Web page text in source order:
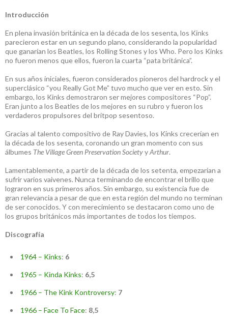
Introducción
En plena invasión británica en la década de los sesenta, los Kinks
parecieron estar en un segundo plano, considerando la popularidad
que ganarían los Beatles, los Rolling Stones y los Who. Pero los Kinks
no fueron menos que ellos, fueron la cuarta “pata británica”.
En sus años iniciales, fueron considerados pioneros del hardrock y el
superclásico “you Really Got Me” tuvo mucho que ver en esto. Sin
embargo, los Kinks demostraron ser mejores compositores “Pop”.
Eran junto a los Beatles de los mejores en su rubro y fueron los
verdaderos propulsores del britpop sesentoso.
Gracias al talento compositivo de Ray Davies, los Kinks crecerían en
la década de los sesenta, coronando un gran momento con sus
álbumes The Village Green Preservation SocietyyArthur.
Lamentablemente, a partir de la década de los setenta, empezarían a
sufrir varios vaivenes. Nunca terminando de encontrar el brillo que
lograron en sus primeros años. Sin embargo, su existencia fue de
gran relevancia a pesar de que en esta región del mundo no terminan
de ser conocidos. Y con merecimiento se destacaron como uno de
los grupos británicos más importantes de todos los tiempos.
Discografía
1964 – Kinks: 6
1965 – Kinda Kinks: 6,5
1966 – The Kink Kontroversy: 7
1966 – Face To Face: 8,5